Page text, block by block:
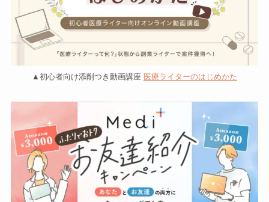
▲初心者向け添削つき動画講座 医療ライターのはじめかた